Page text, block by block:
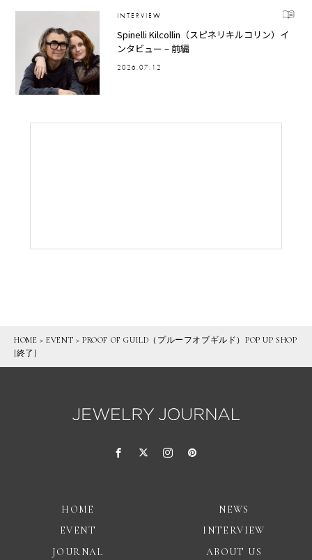
INTERVIEW
Spinelli Kilcollin（スピネリキルコリン）イ
ンタビュー – 前編
2026.07.12
HOME >EVENT >PROOF OF GUILD（プルーフオブギルド）POP UP SHOP
[終了]
HOME
NEWS
EVENT
INTERVIEW
JOURNAL
ABOUT US